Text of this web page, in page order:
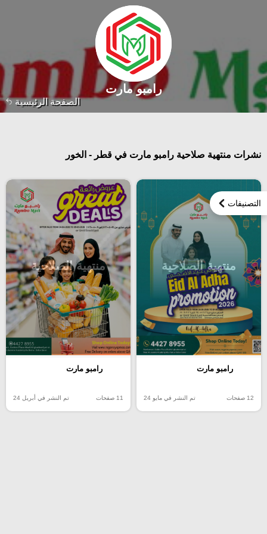
الصفحة الرئيسية
رامبو مارت
التصنيفات
نشرات منتهية صلاحية رامبو مارت في قطر - الخور
منتهية الصلاحية
رامبو مارت
12 صفحات تم النشر في مايو 24
منتهية الصلاحية
رامبو مارت
11 صفحات تم النشر في أبريل 24